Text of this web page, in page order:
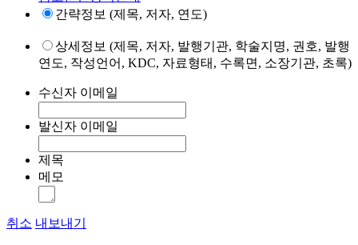
간략정보 (제목, 저자, 연도)
상세정보 (제목, 저자, 발행기관, 학술지명, 권호, 발행
연도, 작성언어, KDC, 자료형태, 수록면, 소장기관, 초록)
수신자 이메일
발신자 이메일
제목
메모
취소 내보내기